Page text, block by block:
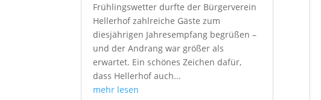
Frühlingswetter durfte der Bürgerverein
Hellerhof zahlreiche Gäste zum
diesjährigen Jahresempfang begrüßen –
und der Andrang war größer als
erwartet. Ein schönes Zeichen dafür,
dass Hellerhof auch...
mehr lesen